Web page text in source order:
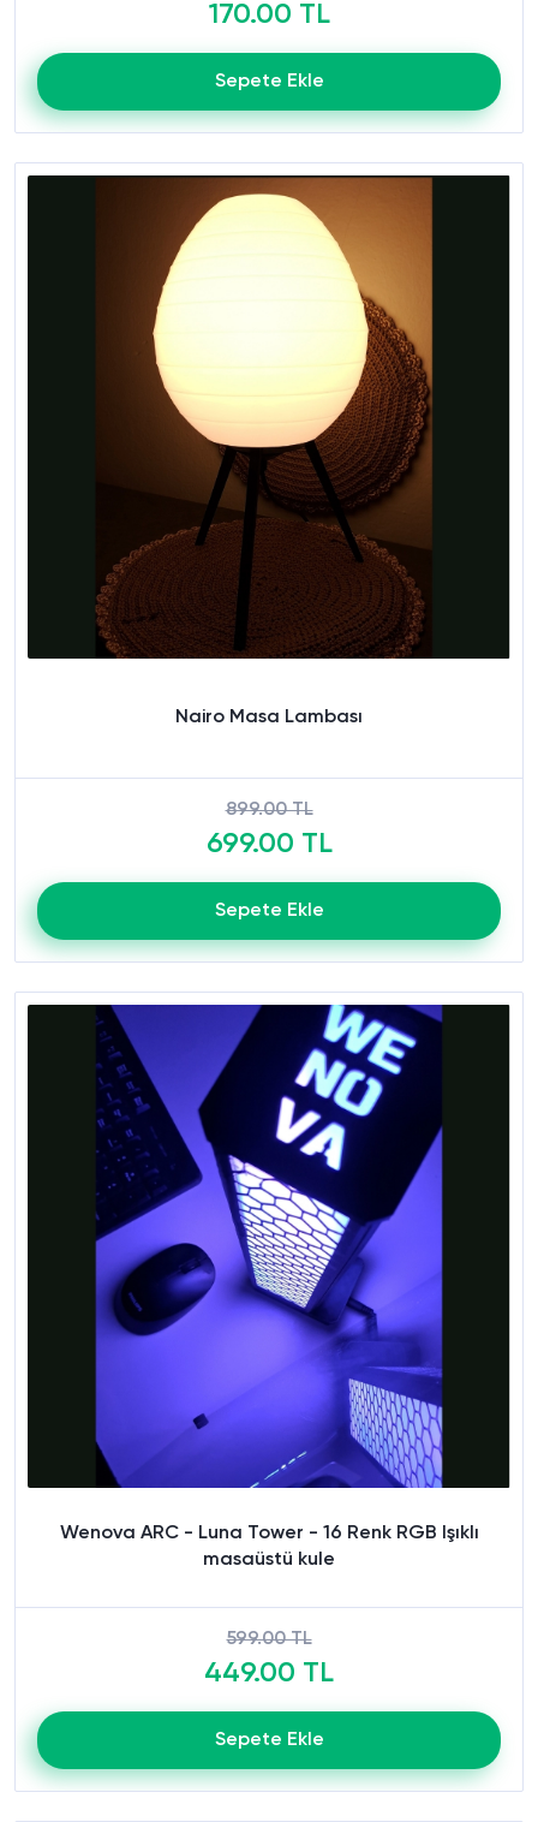
170.00 TL
Sepete Ekle
Nairo Masa Lambası
899.00 TL
699.00 TL
Sepete Ekle
Wenova ARC - Luna Tower - 16 Renk RGB Işıklı
masaüstü kule
599.00 TL
449.00 TL
Sepete Ekle